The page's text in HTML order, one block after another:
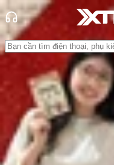
Trang chủ
Tin tức
Tư vấn
Tin MớiĐánh Giá -
mãi
Thủ thuậtHỏi đáp
hàng - Sự kiện